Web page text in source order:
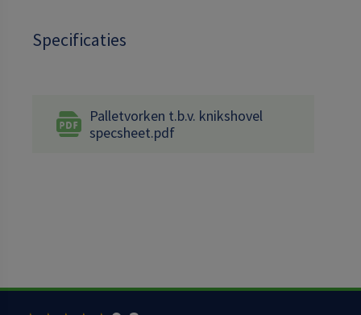
Specificaties
Palletvorken t.b.v. knikshovel
specsheet.pdf